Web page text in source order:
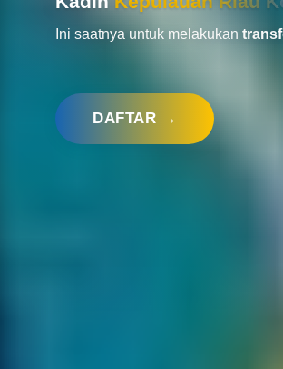
Ini saatnya untuk melakukan
DAFTAR →